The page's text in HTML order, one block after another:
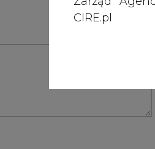
CIRE.pl